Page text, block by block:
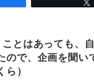
とはあっても、
ので、企画を聞
ら）